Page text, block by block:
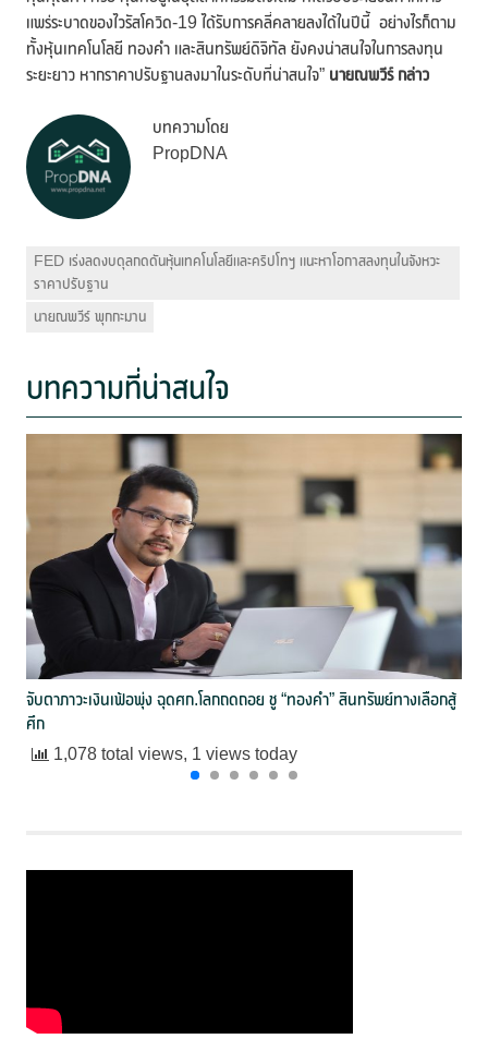
แพร่ระบาดของไวรัสโควิด-19 ได้รับการคลี่คลายลงได้ในปีนี้ อย่างไรก็ตาม
ทั้งหุ้นเทคโนโลยี ทองคำ และสินทรัพย์ดิจิทัล ยังคงน่าสนใจในการลงทุน
ระยะยาว หากราคาปรับฐานลงมาในระดับที่น่าสนใจ” นายณพวีร์ กล่าว
บทความโดย
PropDNA
FED เร่งลดงบดุลกดดันหุ้นเทคโนโลยีและคริปโทฯ แนะหาโอกาสลงทุนในจังหวะ
ราคาปรับฐาน
นายณพวีร์ พุกกะมาน
บทความที่น่าสนใจ
จับตาภาวะเงินเฟ้อพุ่ง ฉุดศก.โลกถดถอย ชู “ทองคำ” สินทรัพย์ทางเลือกสู้
ศึก
1,078 total views, 1 views today